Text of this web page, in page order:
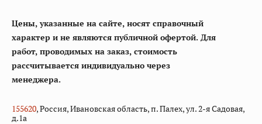
Цены, указанные на сайте, носят справочный
характер и не являются публичной офертой. Для
работ, проводимых на заказ, стоимость
рассчитывается индивидуально через
менеджера.
155620, Россия, Ивановская область, п. Палех, ул. 2-я Садовая,
д.1а